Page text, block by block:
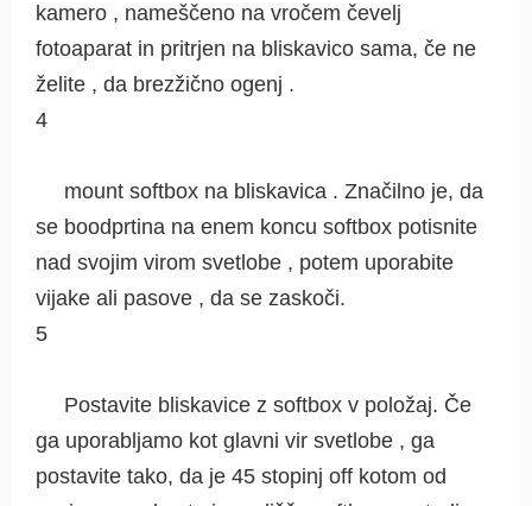
kamero , nameščeno na vročem čevelj
fotoaparat in pritrjen na bliskavico sama, če ne
želite , da brezžično ogenj .
4
mount softbox na bliskavica . Značilno je, da
se boodprtina na enem koncu softbox potisnite
nad svojim virom svetlobe , potem uporabite
vijake ali pasove , da se zaskoči.
5
Postavite bliskavice z softbox v položaj. Če
ga uporabljamo kot glavni vir svetlobe , ga
postavite tako, da je 45 stopinj off kotom od